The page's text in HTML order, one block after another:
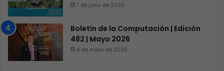
1 de junio de 2026
Boletín de la Computación | Edición
482 | Mayo 2026
4 de mayo de 2026